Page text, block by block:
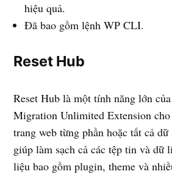
hiệu quả.
Đã bao gồm lệnh WP CLI.
Reset Hub
Reset Hub là một tính năng lớn
Migration Unlimited Extension
trang web từng phần hoặc tất cả
giúp làm sạch cả các tệp tin và dữ
liệu bao gồm plugin, theme và